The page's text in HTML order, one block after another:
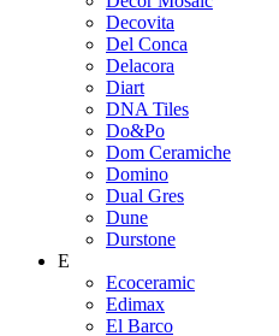
Decovita
Del Conca
Delacora
Diart
DNA Tiles
Do&Po
Dom Ceramiche
Domino
Dual Gres
Dune
Durstone
E
Ecoceramic
Edimax
El Barco